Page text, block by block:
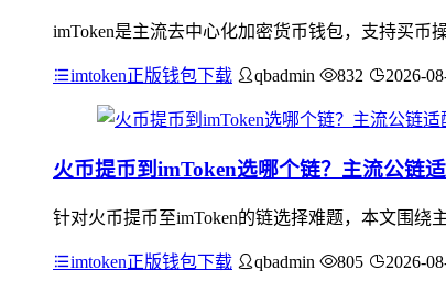
imToken是主流去中心化加密货币钱包，支持买
imtoken正版钱包下载 qbadmin 832 2026-
火币提币到imToken选哪个链？主流公链
针对火币提币至imToken的链选择难题，本文围绕
imtoken正版钱包下载 qbadmin 805 2026-